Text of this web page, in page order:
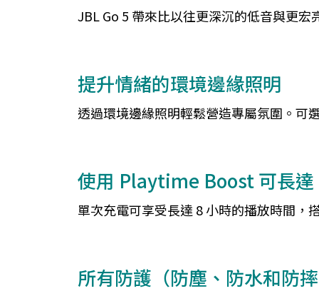
JBL Go 5 帶來比以往更深沉的低音與更
提升情緒的環境邊緣照明
透過環境邊緣照明輕鬆營造專屬氛圍。可
使用 Playtime Boost 可長達
單次充電可享受長達 8 小時的播放時間
所有防護（防塵、防水和防